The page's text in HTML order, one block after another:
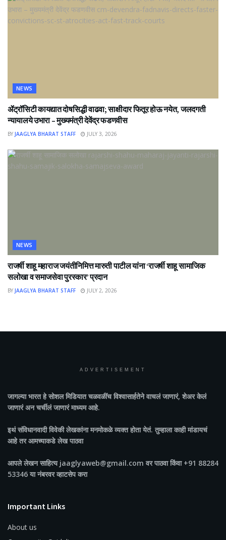
NEWS
ॲट्रॉसिटी कायद्यात दोषसिद्धी वाढवा; साक्षीदार फितूर होऊ नयेत, जलदगती
न्यायालये उभारा – मुख्यमंत्री देवेंद्र फडणवीस
BY JAAGLYA BHARAT STAFF JULY 3, 2026
NEWS
राजर्षी शाहू महाराज जयंतीनिमित्त मारुती पाटील यांना ‘राजर्षी शाहू सामाजिक
सलोखा व समाजसेवा पुरस्कार’ प्रदान
BY JAAGLYA BHARAT STAFF JULY 2, 2026
ADVERTISEMENT
जागल्या भारतहे सोशल मिडियात चळवळींच विश्वासार्हतेने वाचलं जाणारं, शेअर केलं
जाणारं अन चर्चीलं जाणारं माध्यम आहे.
इथं संविधानवादी विवेकी लेखकांना मनमोकळे व्यक्त होता येतं. तुम्हाला काही मांडायचं
आहे तर आमच्याकडे लेख पाठवा
आपले लेखन साहित्य jaaglyaweb@gmail.com वर पाठवा किंवा +91 88284
53346 या नंबरवर व्हाटसेप करा
Important Links
About us